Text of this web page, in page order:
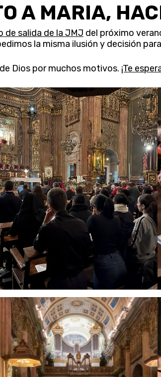
A MARIA,
de salida de la JMJ del próximo
la misma ilusión y decisión
Dios por muchos motivos. ¡Te